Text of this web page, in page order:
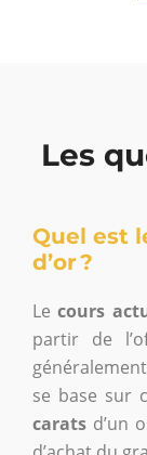
Les
Quel est
d’or ?
Lecours
partir de
se base sur
carats d’un